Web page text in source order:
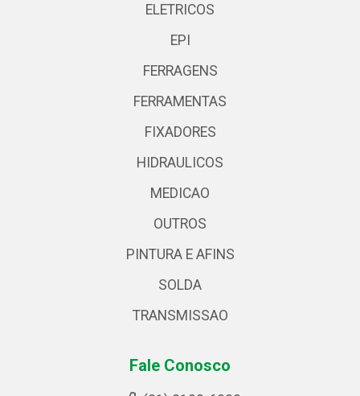
ELETRICOS
EPI
FERRAGENS
FERRAMENTAS
FIXADORES
HIDRAULICOS
MEDICAO
OUTROS
PINTURA E AFINS
SOLDA
TRANSMISSAO
Fale Conosco